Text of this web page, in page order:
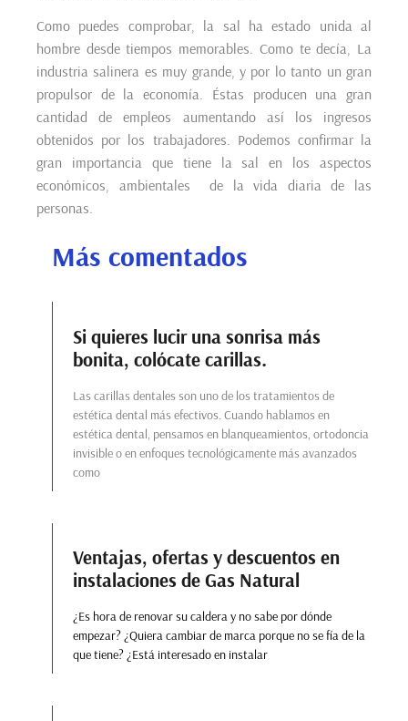
Como puedes comprobar, la sal ha estado unida al
hombre desde tiempos memorables. Como te decía, La
industria salinera es muy grande, y por lo tanto un gran
propulsor de la economía. Éstas producen una gran
cantidad de empleos aumentando así los ingresos
obtenidos por los trabajadores. Podemos confirmar la
gran importancia que tiene la sal en los aspectos
económicos, ambientales de la vida diaria de las
personas.
Más comentados
Si quieres lucir una sonrisa más
bonita, colócate carillas.
Las carillas dentales son uno de los tratamientos de
estética dental más efectivos. Cuando hablamos en
estética dental, pensamos en blanqueamientos, ortodoncia
invisible o en enfoques tecnológicamente más avanzados
como
Ventajas, ofertas y descuentos en
instalaciones de Gas Natural
¿Es hora de renovar su caldera y no sabe por dónde
empezar? ¿Quiera cambiar de marca porque no se fía de la
que tiene? ¿Está interesado en instalar